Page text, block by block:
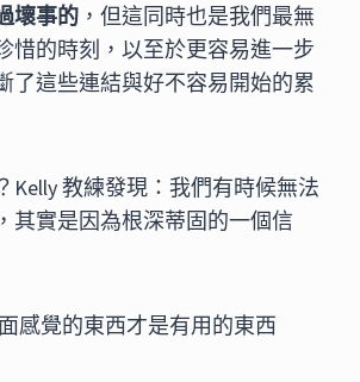
壞事的 ，但這同時也是我們最無
惜的時刻，以至於更容易進一步
了這些連結與好不容易開始的累
Kelly 教練發現：我們有時候無法
其實是因為根深蒂固的一個信
感覺的東西才是有用的東西